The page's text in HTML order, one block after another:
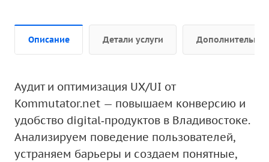
Описание Детали услуги Дополнительно
Аудит и оптимизация UX/UI от
Kommutator.net — повышаем конверсию и
удобство digital‑продуктов в Владивостоке.
Анализируем поведение пользователей,
устраняем барьеры и создаем понятные,